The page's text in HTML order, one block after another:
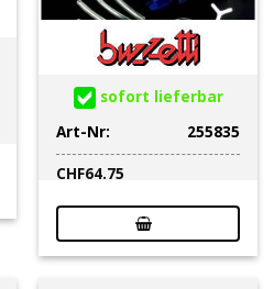
sofort lieferbar
Art-Nr:
255835
CHF64.75